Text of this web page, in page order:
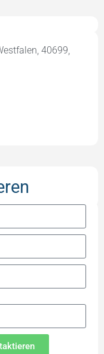
40699,